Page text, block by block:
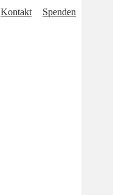
Kontakt Spenden